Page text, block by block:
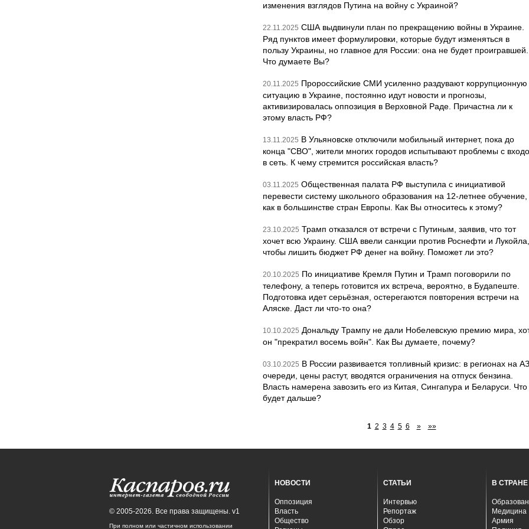
изменения взглядов Путина на войну с Украиной?
22.11.2025 США выдвинули план по прекращению войны в Украине.
Ряд пунктов имеет формулировки, которые будут изменяться в
пользу Украины, но главное для России: она не будет проигравшей.
Что думаете Вы?
20.11.2025 Пророссийские СМИ усиленно раздувают коррупционную
ситуацию в Украине, постоянно идут новости и прогнозы,
активизировалась оппозиция в Верховной Раде. Причастна ли к
этому власть РФ?
13.11.2025 В Ульяновске отключили мобильный интернет, пока до
конца "СВО", жители многих городов испытывают проблемы с
в сеть. К чему стремится российская власть?
03.11.2025 Общественная палата РФ выступила с инициативой
перевести систему школьного образования на 12-летнее обучение,
как в большинстве стран Европы. Как Вы относитесь к этому?
23.10.2025 Трамп отказался от встречи с Путиным, заявив, что тот
хочет всю Украину. США ввели санкции против Роснефти и Лукойла,
чтобы лишить бюджет РФ денег на войну. Поможет ли это?
20.10.2025 По инициативе Кремля Путин и Трамп поговорили по
телефону, а теперь готовится их встреча, вероятно, в Будапеште.
Подготовка идет серьёзная, остерегаются повторения встречи на
Аляске. Даст ли что-то она?
10.10.2025 Дональду Трампу не дали Нобелевскую премию мира,
он "прекратил восемь войн". Как Вы думаете, почему?
03.10.2025 В России развивается топливный кризис: в регионах на
очереди, цены растут, вводятся ограничения на отпуск бензина.
Власть намерена завозить его из Китая, Сингапура и Беларуси. Что
будет дальше?
1 2 3 4 5 6 » »»
© 2005-2026. Все права защищены. v1
При полном или частичном использовании
НОВОСТИ
Оппозиция
Власть
Общество
СТАТЬИ
Интервью
Репортаж
Обзор
В СТРАНЕ
Медицина
Армия